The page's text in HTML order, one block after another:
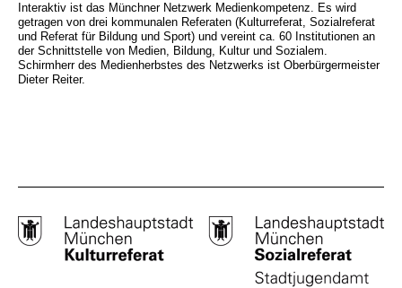
Interaktiv ist das Münchner Netzwerk Medienkompetenz. Es wird
getragen von drei kommunalen Referaten (Kulturreferat, Sozialreferat
und Referat für Bildung und Sport) und vereint ca. 60 Institutionen an
der Schnittstelle von Medien, Bildung, Kultur und Sozialem.
Schirmherr des Medienherbstes des Netzwerks ist Oberbürgermeister
Dieter Reiter.